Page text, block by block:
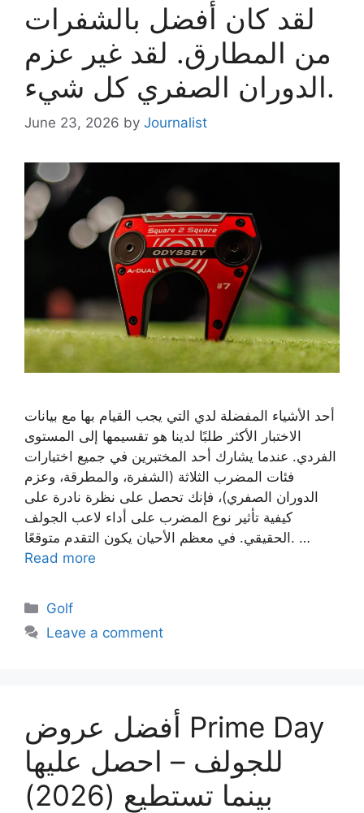
لقد كان أفضل بالشفرات
من المطارق. لقد غير عزم
الدوران الصفري كل شيء.
June 23, 2026 by Journalist
أحد الأشياء المفضلة لدي التي يجب القيام بها مع بيانات
الاختبار الأكثر طلبًا لدينا هو تقسيمها إلى المستوى
الفردي. عندما يشارك أحد المختبرين في جميع اختبارات
فئات المضرب الثلاثة (الشفرة، والمطرقة، وعزم
الدوران الصفري)، فإنك تحصل على نظرة نادرة على
كيفية تأثير نوع المضرب على أداء لاعب الجولف
الحقيقي. في معظم الأحيان يكون التقدم متوقعًا. …
Read more
Categories
Golf
Leave a comment
أفضل عروض Prime Day
للجولف – احصل عليها
بينما تستطيع (2026)